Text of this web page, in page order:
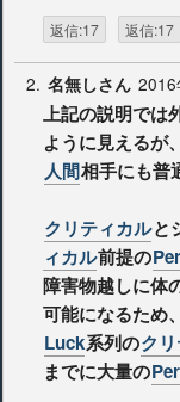
返信:17 返信:17
2. 名無しさん
上記の説明では
ように見えるが
人間相手にも普
クリティカルと
ィカル前提の
障害物越しに体
可能になるため
Luck系列のク
までに大量の